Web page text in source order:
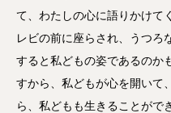
て、わたしの心に語りかけて
レビの前に座らされ、うつろ
すると私どもの姿であるのか
すから、私どもが心を開いて
ら、私どもも生きることがで